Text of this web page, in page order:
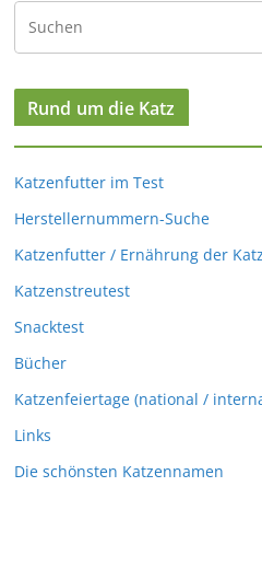
Rund um die Katz
Katzenfutter im Test
Herstellernummern-Suche
Katzenfutter / Ernährung der
Katzenstreutest
Snacktest
Bücher
Katzenfeiertage (national /
Links
Die schönsten Katzennamen